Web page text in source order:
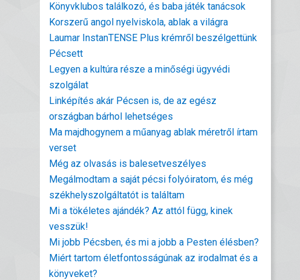
Könyvklubos találkozó, és baba játék tanácsok
Korszerű angol nyelviskola, ablak a világra
Laumar InstanTENSE Plus krémről beszélgettünk
Pécsett
Legyen a kultúra része a minőségi ügyvédi
szolgálat
Linképítés akár Pécsen is, de az egész
országban bárhol lehetséges
Ma majdhogynem a műanyag ablak méretről írtam
verset
Még az olvasás is balesetveszélyes
Megálmodtam a saját pécsi folyóiratom, és még
székhelyszolgáltatót is találtam
Mi a tökéletes ajándék? Az attól függ, kinek
vesszük!
Mi jobb Pécsben, és mi a jobb a Pesten élésben?
Miért tartom életfontosságúnak az irodalmat és a
könyveket?